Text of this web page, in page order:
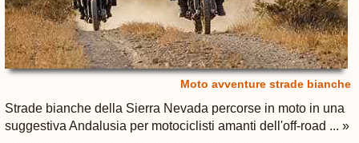
Moto avventure strade bianche
Strade bianche della Sierra Nevada percorse in moto in una
suggestiva Andalusia per motociclisti amanti dell'off-road ... »